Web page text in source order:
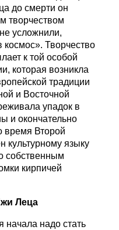
до смерти он
творчеством
усложнили,
Творчество
к той особой
которая возникла
традиции
и Восточной
упадок в
и окончательно
время Второй
культурному языку
собственным
кирпичей
Леца
начала надо стать